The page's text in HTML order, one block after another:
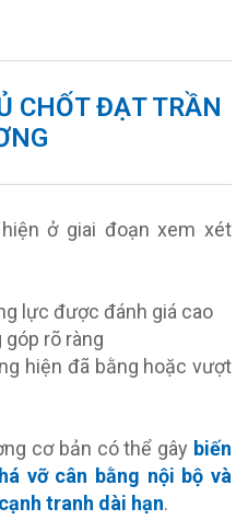
CHỐT ĐẠT TRẦN
ở giai đoạn xem xét
lực được đánh giá cao
rõ ràng
hiện đã bằng hoặc vượt
cơ bản có thể gây biến
vỡ cân bằng nội bộ và
tranh dài hạn.